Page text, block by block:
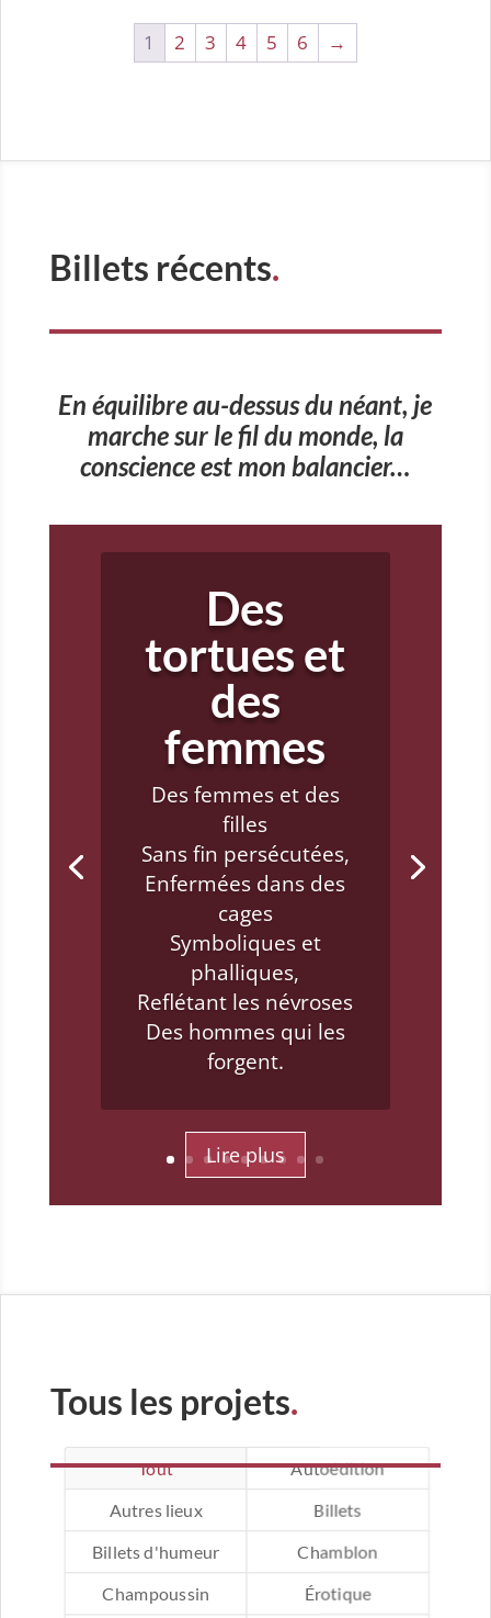
1 2 3 4 5 6 →
Billets récents.
En équilibre au-dessus du néant, je
marche sur le fil du monde, la
conscience est mon balancier…
Je te crois!
t’entendre,
On détourne le
regard,
On questionne tes
gestes,
Tes mots et ta
mémoire.
On ne veut pas te
croire,
Pas croire à ton
histoire.
« T’as vu comme tu
t’habilles ! »
« Quand même tu l’as
Tous les projets.
Tout
Autoédition
Autres lieux
Billets
Billets d'humeur Chamblon
Champoussin
Érotique